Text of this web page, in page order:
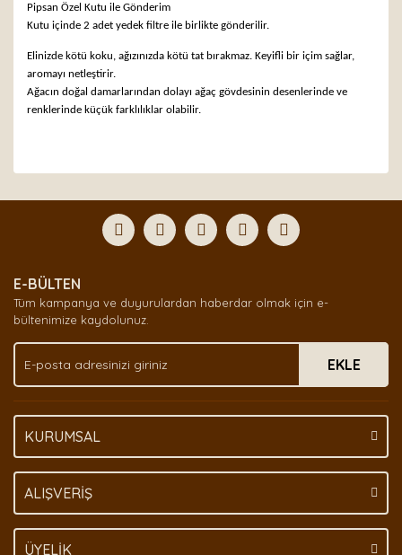
Pipsan Özel Kutu ile Gönderim
Kutu içinde 2 adet yedek filtre ile birlikte gönderilir.
Elinizde kötü koku, ağızınızda kötü tat bırakmaz. Keyifli bir içim sağlar,
aromayı netleştirir.
Ağacın doğal damarlarından dolayı ağaç gövdesinin desenlerinde ve
renklerinde küçük farklılıklar olabilir.
Yorum Yaz
formunu kullanarak tarafımıza iletebilirsiniz.
Görüş ve önerileriniz için teşekkür ederiz.
Ürün açıklamasında eksik bilgiler bulunuyor.
Ürün bilgilerinde hatalar bulunuyor.
Bu ürüne benzer farklı alternatifler olmalı.
E-BÜLTEN
Tüm kampanya ve duyurulardan haberdar olmak için e-
bültenimize kaydolunuz.
EKLE
KURUMSAL
ALIŞVERİŞ
ÜYELİK